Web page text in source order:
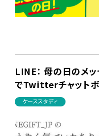
LINE： 母の日のメ
でTwitterチャット
ケーススタディ